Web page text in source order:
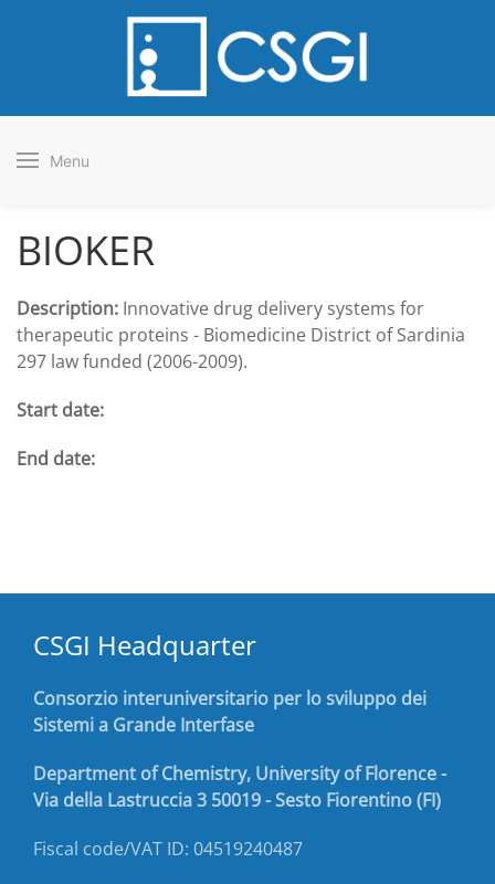
Menu
BIOKER
Description: Innovative drug delivery systems for
therapeutic proteins - Biomedicine District of Sardinia
297 law funded (2006-2009).
Start date:
End date:
CSGI Headquarter
Consorzio interuniversitario per lo sviluppo dei
Sistemi a Grande Interfase
Department of Chemistry, University of Florence -
Via della Lastruccia 3 50019 - Sesto Fiorentino (FI)
Fiscal code/VAT ID: 04519240487